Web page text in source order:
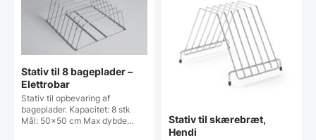
Stativ til 8 bageplader –
Elettrobar
Stativ til opbevaring af
bageplader. Kapacitet: 8 stk
Mål: 50x50 cm Max dybde…
Stativ til skærebræt,
Hendi